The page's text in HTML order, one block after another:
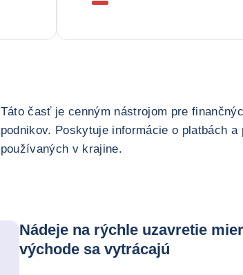
Táto časť je cenným nástrojom pre
podnikov. Poskytuje informácie o platbách
používaných v krajine.
Nádeje na rýchle uzavretie
východe sa vytrácajú